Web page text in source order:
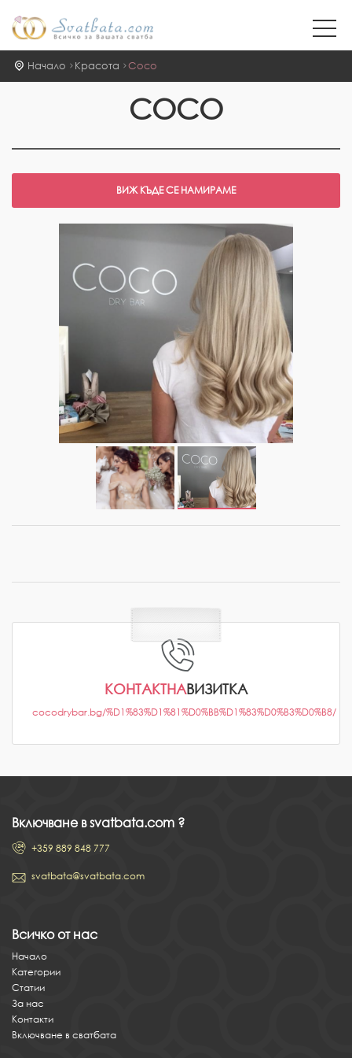
Начало Красота Coco
COCO
КОНТАКТНАВИЗИТКА
cocodrybar.bg/%D1%83%D1%81%D0%BB%D1%83%D0%B3%D0%B8/
Включване в svatbata.com ?
+359 889 848 777
svatbata@svatbata.com
Всичко от нас
Начало
Категории
Статии
За нас
Контакти
Включване в сватбата